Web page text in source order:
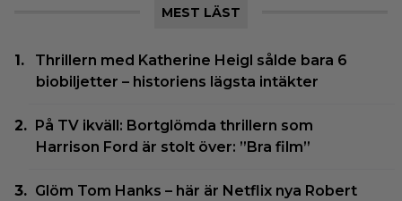
MEST LÄST
Thrillern med Katherine Heigl sålde bara 6
biobiljetter – historiens lägsta intäkter
På TV ikväll: Bortglömda thrillern som
Harrison Ford är stolt över: ”Bra film”
Glöm Tom Hanks – här är Netflix nya Robert